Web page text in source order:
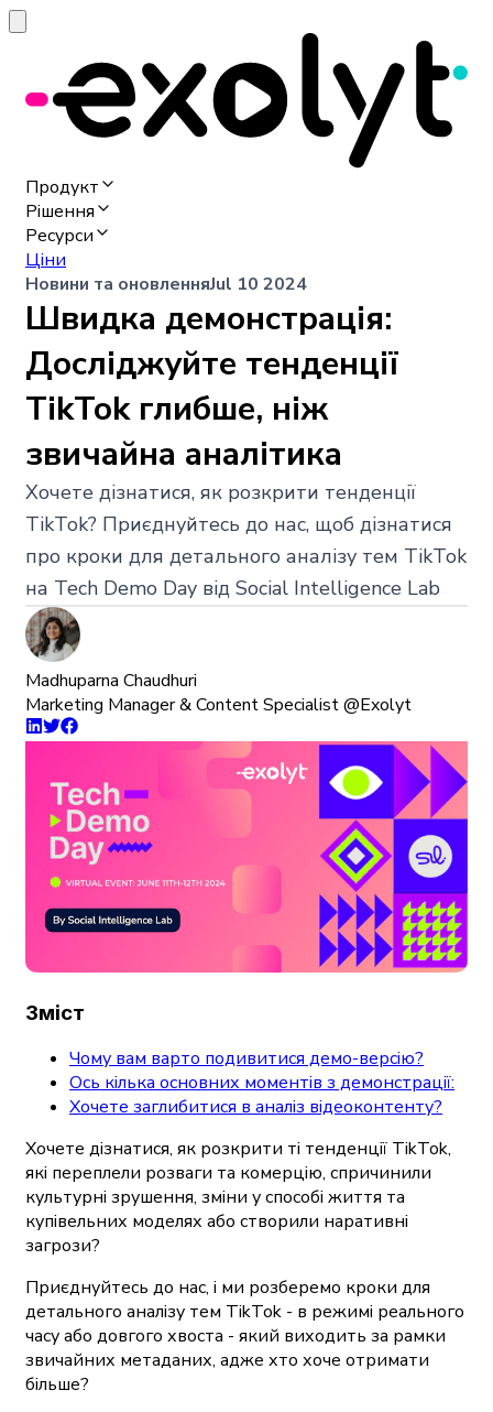
Продукт
Рішення
Ресурси
Ціни
Новини та оновленняJul 10 2024
Швидка демонстрація:
Досліджуйте тенденції
TikTok глибше, ніж
звичайна аналітика
Хочете дізнатися, як розкрити тенденції
TikTok? Приєднуйтесь до нас, щоб дізнатися
про кроки для детального аналізу тем TikTok
на Tech Demo Day від Social Intelligence Lab
Madhuparna Chaudhuri
Marketing Manager & Content Specialist @Exolyt
Зміст
Чому вам варто подивитися демо-версію?
Ось кілька основних моментів з демонстрації:
Хочете заглибитися в аналіз відеоконтенту?
Хочете дізнатися, як розкрити ті тенденції TikTok,
які переплели розваги та комерцію, спричинили
культурні зрушення, зміни у способі життя та
купівельних моделях або створили наративні
загрози?
Приєднуйтесь до нас, і ми розберемо кроки для
детального аналізу тем TikTok - в режимі реального
часу або довгого хвоста - який виходить за рамки
звичайних метаданих, адже хто хоче отримати
більше?